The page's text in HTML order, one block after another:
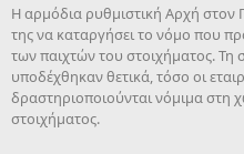
Η αρμόδια ρυθμιστική Αρχή στον
της να καταργήσει το νόμο που
των παιχτών του στοιχήματος. Τη
υποδέχθηκαν θετικά, τόσο οι
δραστηριοποιούνται νόμιμα στη
στοιχήματος.